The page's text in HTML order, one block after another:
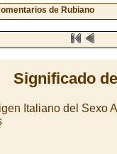
de Rubiano
Significado
Italiano del Sexo